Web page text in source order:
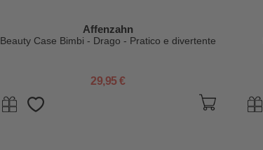
Affenzahn
Beauty Case Bimbi - Drago - Pratico e divertente
29,95 €